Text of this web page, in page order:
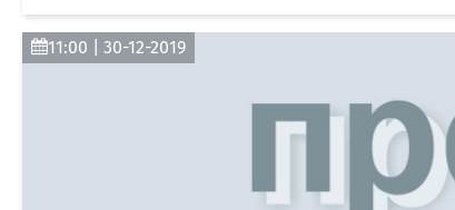
11:00 | 30-12-2019